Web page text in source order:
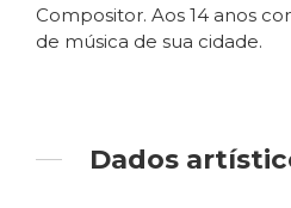
Compositor. Aos 14 anos
de música de sua cidade.
Dados